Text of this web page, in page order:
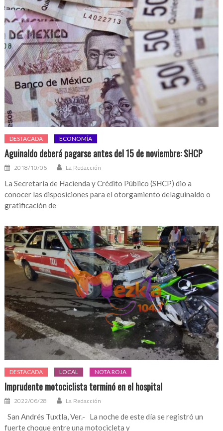
DESTACADA ECONOMÍA
Aguinaldo deberá pagarse antes del 15 de noviembre: SHCP
2018/10/06 La Redacción
La Secretaría de Hacienda y Crédito Público (SHCP) dio a
conocer las disposiciones para el otorgamiento delaguinaldo o
gratificación de
DESTACADA LOCAL NOTA ROJA
Imprudente motociclista terminó en el hospital
2022/06/28 La Redacción
San Andrés Tuxtla, Ver.- La noche de este día se registró un
fuerte choque entre una motocicleta y